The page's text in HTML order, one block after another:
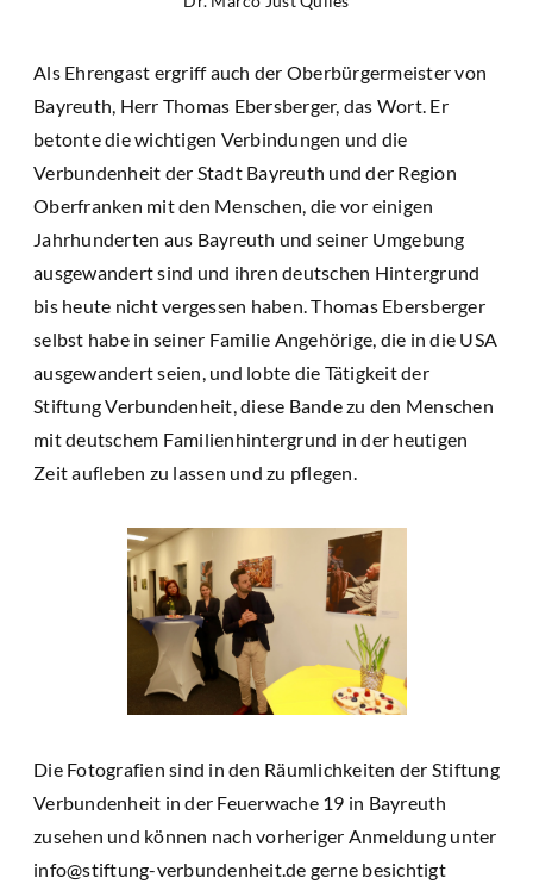
Als Ehrengast ergriff auch der Oberbürgermeister von
Bayreuth, Herr Thomas Ebersberger, das Wort. Er
betonte die wichtigen Verbindungen und die
Verbundenheit der Stadt Bayreuth und der Region
Oberfranken mit den Menschen, die vor einigen
Jahrhunderten aus Bayreuth und seiner Umgebung
ausgewandert sind und ihren deutschen Hintergrund
bis heute nicht vergessen haben. Thomas Ebersberger
selbst habe in seiner Familie Angehörige, die in die USA
ausgewandert seien, und lobte die Tätigkeit der
Stiftung Verbundenheit, diese Bande zu den Menschen
mit deutschem Familienhintergrund in der heutigen
Zeit aufleben zu lassen und zu pflegen.
Die Fotografien sind in den Räumlichkeiten der Stiftung
Verbundenheit in der Feuerwache 19 in Bayreuth
zusehen und können nach vorheriger Anmeldung unter
info@stiftung-verbundenheit.de gerne besichtigt